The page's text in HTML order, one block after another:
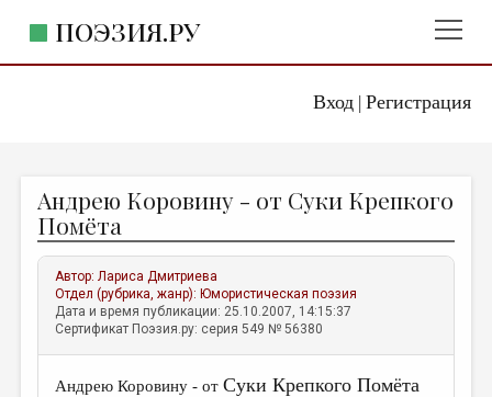
Вход| Регистрация
ПОЭЗИЯ.РУ
ЖАНРЫ
АВТОРЫ
КОММЕНТАРИИ
ЛИТСАЛОН
Андрею Коровину - от Суки Крепкого
Помёта
Автор:Лариса Дмитриева
Отдел (рубрика, жанр): Юмористическая поэзия
Дата и время публикации: 25.10.2007, 14:15:37
Сертификат Поэзия.ру: серия 549 № 56380
Андрею Коровину - отСуки Крепкого Помёта